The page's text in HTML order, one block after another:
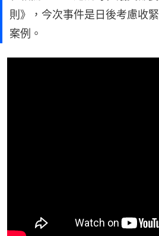
則》，今次事件是日後考慮收
案例。